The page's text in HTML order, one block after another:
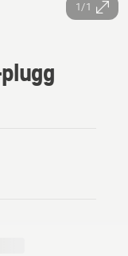
1/1